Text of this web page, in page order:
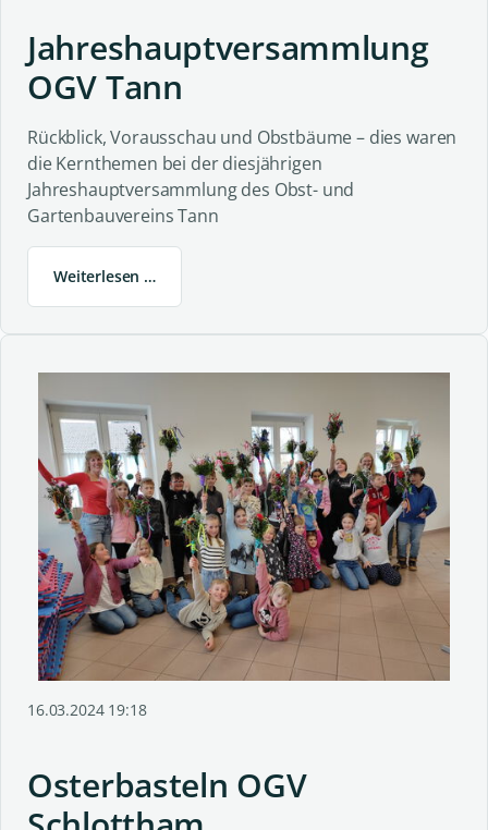
Jahreshauptversammlung
OGV Tann
Rückblick, Vorausschau und Obstbäume – dies waren
die Kernthemen bei der diesjährigen
Jahreshauptversammlung des Obst- und
Gartenbauvereins Tann
Weiterlesen …
16.03.2024 19:18
Osterbasteln OGV